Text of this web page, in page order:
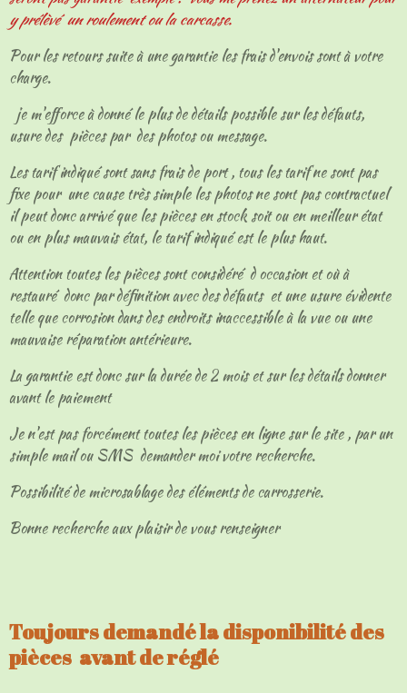
y prélèvé un roulement ou la carcasse.
Pour les retours suite à une garantie les frais d'envois sont à votre
charge.
je m'efforce à donné le plus de détails possible sur les défauts,
usure des pièces par des photos ou message.
Les tarif indiqué sont sans frais de port , tous les tarif ne sont pas
fixe pour une cause très simple les photos ne sont pas contractuel
il peut donc arrivé que les pièces en stock soit ou en meilleur état
ou en plus mauvais état, le tarif indiqué est le plus haut.
Attention toutes les pièces sont considéré d occasion et où à
restauré donc par définition avec des défauts et une usure évidente
telle que corrosion dans des endroits inaccessible à la vue ou une
mauvaise réparation antérieure.
La garantie est donc sur la durée de 2 mois et sur les détails donner
avant le paiement
Je n'est pas forcément toutes les pièces en ligne sur le site , par un
simple mail ou SMS demander moi votre recherche.
Possibilité de microsablage des éléments de carrosserie.
Bonne recherche aux plaisir de vous renseigner
Toujours demandé la disponibilité des
pièces avant de réglé